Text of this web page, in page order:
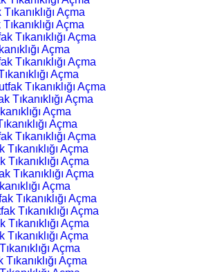
Açma
Açma
Tıkanıklığı Açma
Açma
Tıkanıklığı Açma
Açma
Tıkanıklığı Açma
Tıkanıklığı Açma
Açma
Açma
Tıkanıklığı Açma
Açma
Açma
Tıkanıklığı Açma
Açma
Tıkanıklığı Açma
Tıkanıklığı Açma
Açma
Açma
Açma
Açma